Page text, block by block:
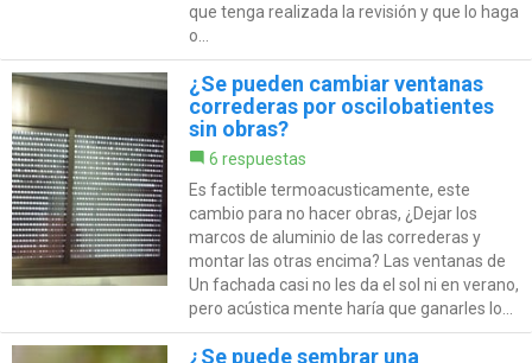
que tenga realizada la revisión y que lo haga
o...
¿Se pueden cambiar ventanas
correderas por oscilobatientes
sin obras?
6 respuestas
Es factible termoacusticamente, este
cambio para no hacer obras, ¿Dejar los
marcos de aluminio de las correderas y
montar las otras encima? Las ventanas de
Un fachada casi no les da el sol ni en verano,
pero acústica mente haría que ganarles lo...
¿Se puede sembrar una